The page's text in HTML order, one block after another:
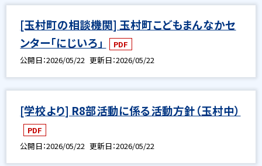
[玉村町の相談機関] 玉村町こどもまんなかセ
ンター「にじいろ」
PDF
公開日 2026/05/22 更新日 2026/05/22
[学校より] R8部活動に係る活動方針（玉村中）
PDF
公開日 2026/05/22 更新日 2026/05/22